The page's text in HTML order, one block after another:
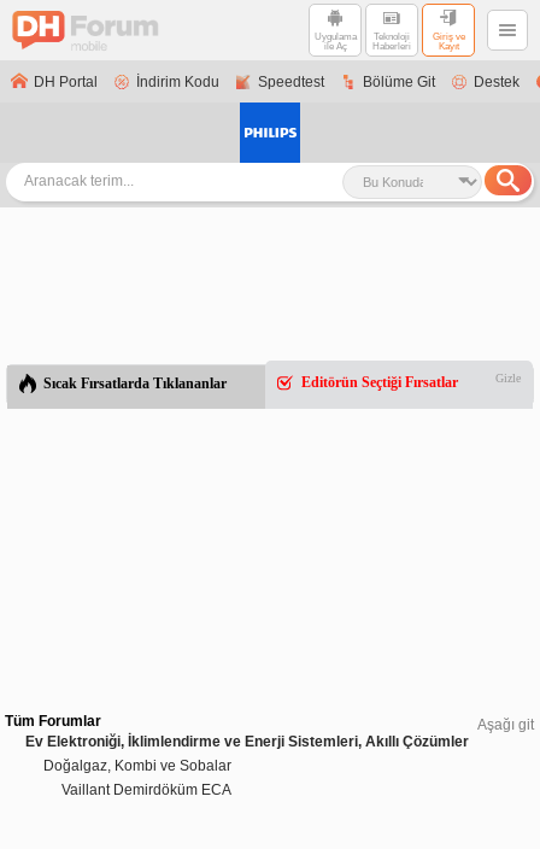
Uygulama
ile Aç
Teknoloji
Haberleri
Giriş ve
Kayıt
DH Portal İndirim Kodu Speedtest Bölüme Git Destek
Sıcak Fırsatlarda Tıklananlar Editörün Seçtiği Fırsatlar Gizle
Aşağı git
Tüm Forumlar
Ev Elektroniği, İklimlendirme ve Enerji Sistemleri, Akıllı Çözümler
Doğalgaz, Kombi ve Sobalar
Vaillant Demirdöküm ECA